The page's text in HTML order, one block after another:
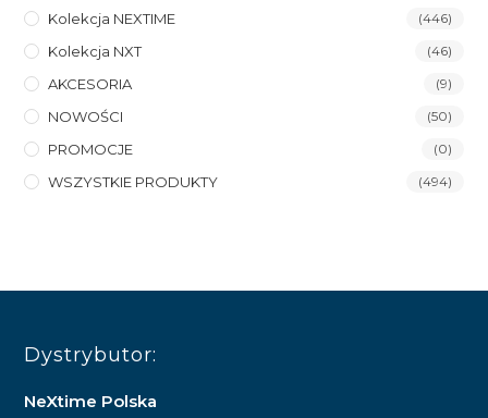
Kolekcja NEXTIME (446)
Kolekcja NXT (46)
AKCESORIA (9)
NOWOŚCI (50)
PROMOCJE (0)
WSZYSTKIE PRODUKTY (494)
Dystrybutor:
NeXtime Polska